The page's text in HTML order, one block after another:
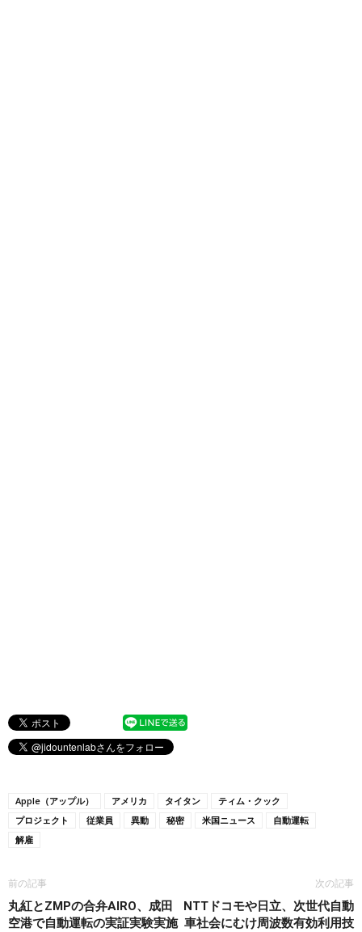
Apple（アップル） アメリカ タイタン
ティム・クック
プロジェクト
従業員 異動 秘密 米国ニュース
自動運転
解雇
前の記事
丸紅とZMPの合弁AIRO、成田
空港で自動運転の実証実験実施
次の記事
NTTドコモや日立、次世代自動
車社会にむけ周波数有効利用技